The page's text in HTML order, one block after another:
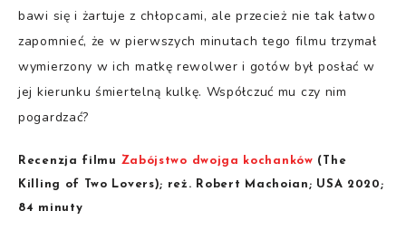
bawi się i żartuje z chłopcami, ale przecież nie tak łatwo
zapomnieć, że w pierwszych minutach tego filmu trzymał
wymierzony w ich matkę rewolwer i gotów był posłać w
jej kierunku śmiertelną kulkę. Współczuć mu czy nim
pogardzać?
Recenzja filmu Zabójstwo dwojga kochanków (The
Killing of Two Lovers); reż. Robert Machoian; USA 2020;
84 minuty